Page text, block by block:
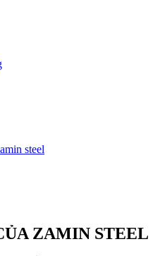
steel
ZAMIN STEEL